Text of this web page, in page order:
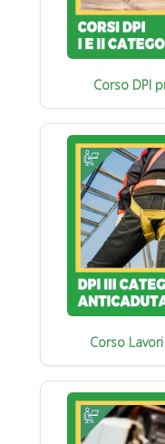
Corso DPI
Corso